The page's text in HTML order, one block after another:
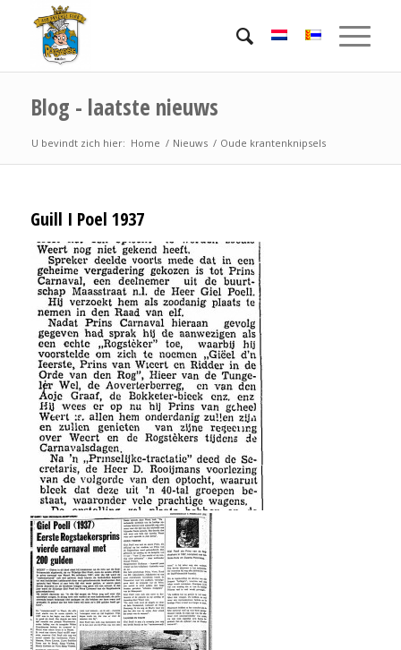
Blog - laatste nieuws
U bevindt zich hier: Home / Nieuws / Oude krantenknipsels
Guill I Poel 1937